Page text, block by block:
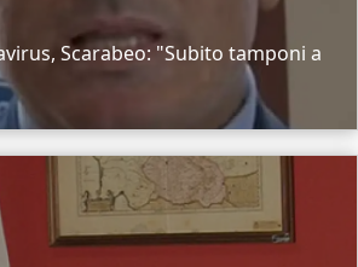
Scarabeo: "Subito tamponi a